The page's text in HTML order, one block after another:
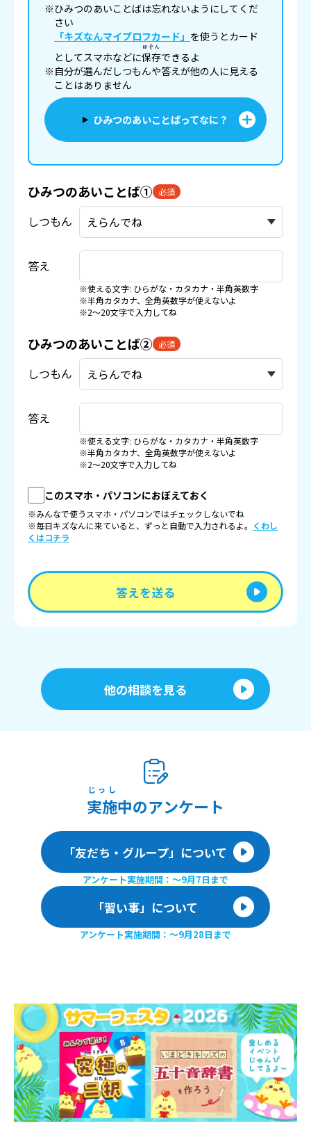
※ひみつのあいことばは忘れないようにしてくだ
さい
「キズなんマイプロフカード」 を使うとカード
としてスマホなどに保存
ほぞん
できるよ
※自分が選んだしつもんや答えが他の人に見える
ことはありません
ひみつのあいことばってなに？
ひみつのあいことば① 必須
しつもん
答え
※使える文字: ひらがな・カタカナ・半角英数字
※半角カタカナ、全角英数字が使えないよ
※2〜20文字で入力してね
ひみつのあいことば② 必須
しつもん
答え
※使える文字: ひらがな・カタカナ・半角英数字
※半角カタカナ、全角英数字が使えないよ
※2〜20文字で入力してね
このスマホ・パソコンにおぼえておく
※みんなで使うスマホ・パソコンではチェックしないでね
※毎日キズなんに来ていると、ずっと自動で入力されるよ。 くわし
くはコチラ
答えを送る
他の相談を見る
実施
じっし
中のアンケート
「友だち・グループ」について
アンケート実施期間：〜9月7日まで
「習い事」について
アンケート実施期間：〜9月28日まで